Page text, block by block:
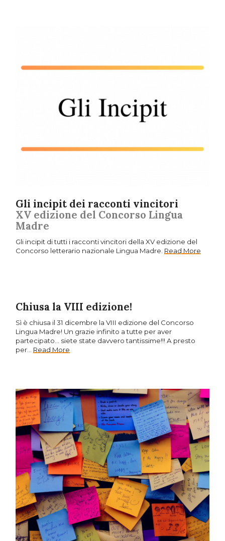
Gli incipit dei racconti vincitori
XV edizione del Concorso Lingua
Madre
Gli incipit di tutti i racconti vincitori della XV edizione del
Concorso letterario nazionale Lingua Madre. Read More
Chiusa la VIII edizione!
Sì è chiusa il 31 dicembre la VIII edizione del Concorso
Lingua Madre! Un grazie infinito a tutte per aver
partecipato… siete state davvero tantissime!!! A presto
per… Read More